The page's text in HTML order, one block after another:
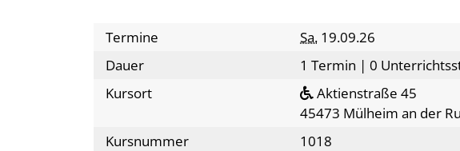
Termine Sa. 19.09.26
Dauer
1 Termin | 0
Kursort
Aktienstraße 45
45473 Mülheim an der
Kursnummer
1018